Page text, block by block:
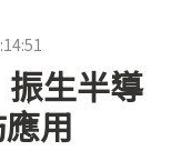
生半導
用